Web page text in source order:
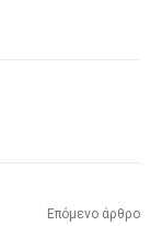
Επόμενο άρθρο